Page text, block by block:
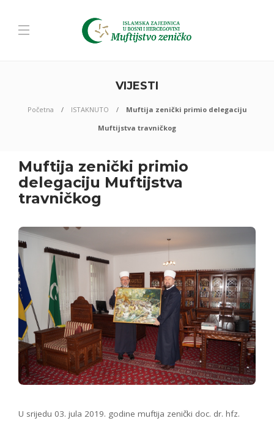
VIJESTI
Početna ISTAKNUTO
Muftija zenički primio delegaciju
Muftijstva travničkog
Muftija zenički primio
delegaciju Muftijstva
travničkog
U srijedu 03. jula 2019. godine muftija zenički doc. dr. hfz.